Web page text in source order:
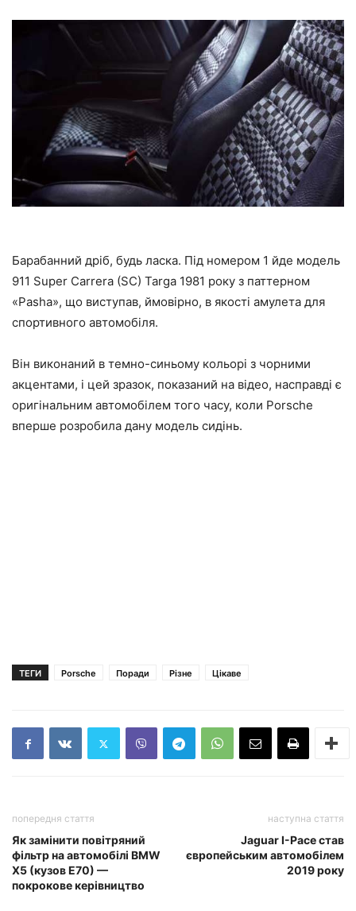
Барабанний дріб, будь ласка. Під номером 1 йде модель
911 Super Carrera (SC) Targa 1981 року з паттерном
«Pasha», що виступав, ймовірно, в якості амулета для
спортивного автомобіля.
Він виконаний в темно-синьому кольорі з чорними
акцентами, і цей зразок, показаний на відео, насправді є
оригінальним автомобілем того часу, коли Porsche
вперше розробила дану модель сидінь.
ТЕГИ Porsche Поради Різне Цікаве
попередня стаття
Як замінити повітряний
фільтр на автомобілі BMW
X5 (кузов E70) —
покрокове керівництво
наступна стаття
Jaguar I-Pace став
європейським автомобілем
2019 року